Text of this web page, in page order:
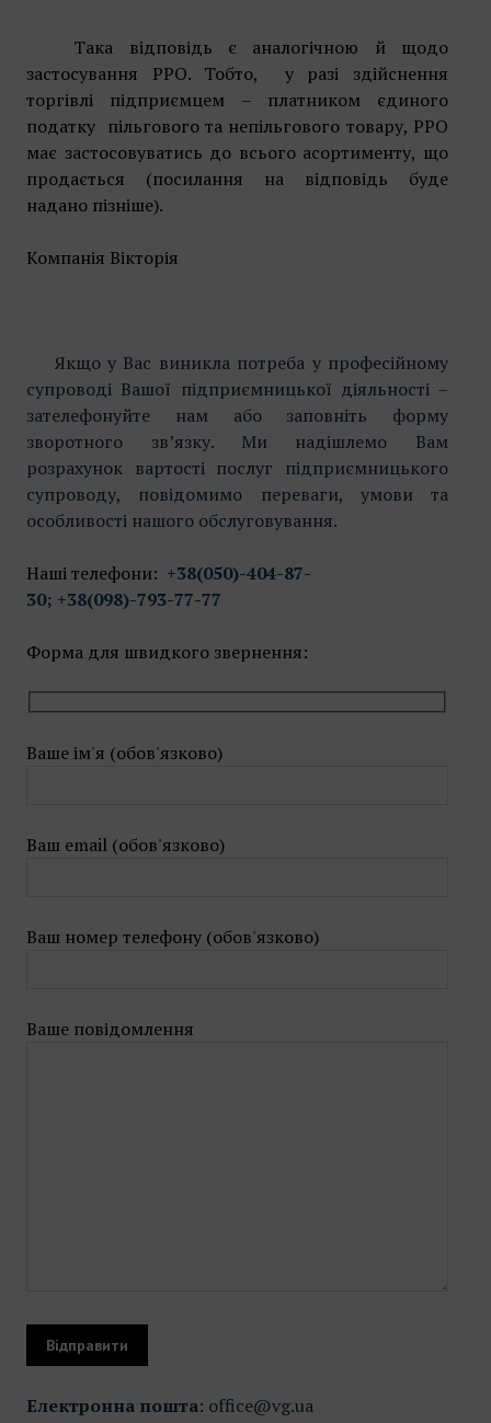
Така відповідь є аналогічною й щодо
застосування РРО. Тобто, у разі здійснення
торгівлі підприємцем – платником єдиного
податку пільгового та непільгового товару, РРО
має застосовуватись до всього асортименту, що
продається (посилання на відповідь буде
надано пізніше).
Компанія Вікторія
Якщо у Вас виникла потреба у професійному
супроводі Вашої підприємницької діяльності –
зателефонуйте нам або заповніть форму
зворотного зв’язку. Ми надішлемо Вам
розрахунок вартості послуг підприємницького
супроводу, повідомимо переваги, умови та
особливості нашого обслуговування.
Наші телефони: +38(050)-404-87-
30; +38(098)-793-77-77
Форма для швидкого звернення:
Ваше ім'я (обов'язково)
Ваш email (обов'язково)
Ваш номер телефону (обов'язково)
Ваше повідомлення
Електронна пошта: office@vg.ua